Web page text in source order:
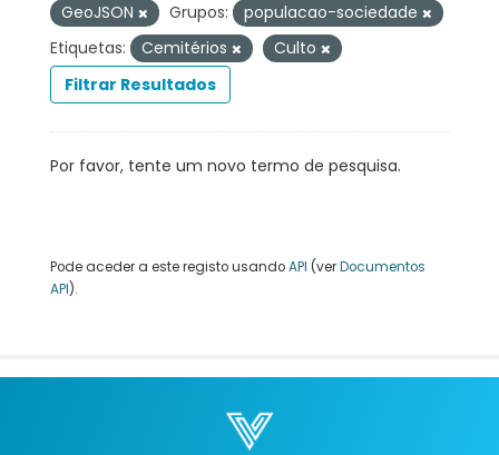
GeoJSON
Grupos:
populacao-sociedade
Etiquetas:
Cemitérios
Culto
Filtrar Resultados
Por favor, tente um novo termo de pesquisa.
Pode aceder a este registo usandoAPI (verDocumentos
API).